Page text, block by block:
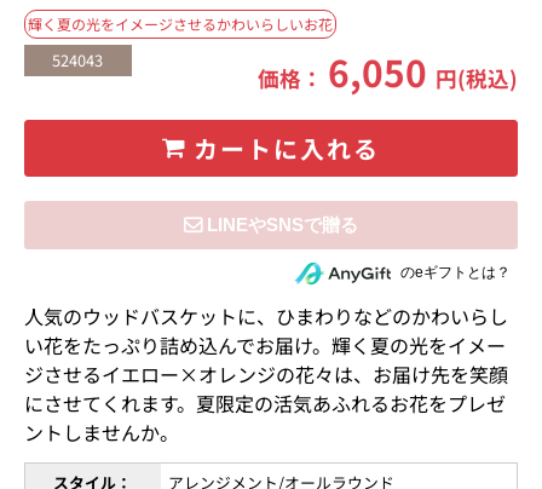
輝く夏の光をイメージさせるかわいらしいお花
524043
価格： 6,050 円(税込)
カートに入れる
住所を知らない相手にeギフトで贈るのeギフトとは？
人気のウッドバスケットに、ひまわりなどのかわいらし
い花をたっぷり詰め込んでお届け。輝く夏の光をイメー
ジさせるイエロー×オレンジの花々は、お届け先を笑顔
にさせてくれます。夏限定の活気あふれるお花をプレゼ
ントしませんか。
スタイル：
アレンジメント/オールラウンド